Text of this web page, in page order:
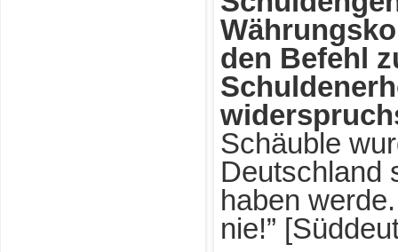
den Befehl
Schäuble
Deutschland
haben
nie!”